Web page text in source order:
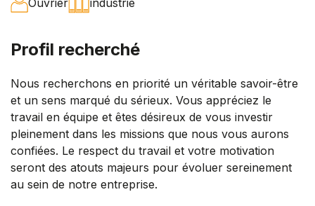
Profil recherché
Nous recherchons en priorité un véritable savoir-être
et un sens marqué du sérieux. Vous appréciez le
travail en équipe et êtes désireux de vous investir
pleinement dans les missions que nous vous aurons
confiées. Le respect du travail et votre motivation
seront des atouts majeurs pour évoluer sereinement
au sein de notre entreprise.